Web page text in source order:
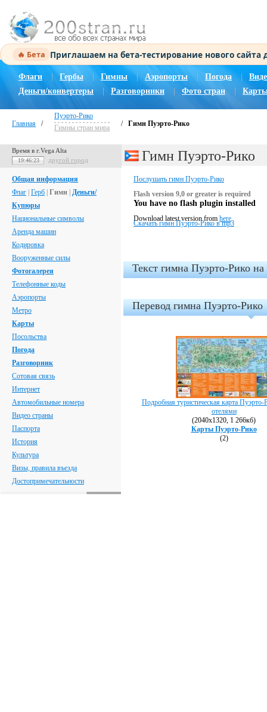
🔥 Бета Приглашаем на бета-тестирование нового
Флаги Гербы Гимны | Аэропорты Погода |
Деньги/конвертеры
Разговорники Фото стран
Главная /
Пуэрто-Рико
Гимны стран мира
/ Гимн Пуэрто-Рико
Время в г.Vega Alta
19:46:24 другой город
Общая информация
Флаг Герб Гимн Деньги/
Купюры
Национальные символы
Аренда машин
Кодировка
Вооруженные силы
Фотогалерея
Телефонные коды
Аэропорты
Метро
Карты
Посольства
Погода
Разговорник
Сотовая связь
Интернет
Автомобильные номера
Видео страны
Паспорта
История
Культура
Визы, правила въезда
Достопримечательности
Гимн Пуэрто-Рико
Послушать гимн Пуэрто-Рико
Flash version 9,0 or greater is required
You have no flash plugin installed
Download latest version from here
Скачать гимн Пуэрто-Рико в mp3
Текст гимна Пуэрто-Рико
Перевод гимна Пуэрто-Рико
Подробная туристическая карта Пуэрто-
отелями
(2040х1320, 1 266кб)
Карты Пуэрто-Рико
(2)